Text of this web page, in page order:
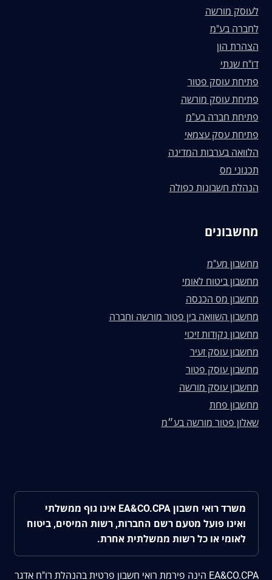
לעוסק מורשה
לחברה בע"מ
הצהרת הון
דו"ח שנתי
פתיחת עוסק פטור
פתיחת עוסק מורשה
פתיחת חברה בע"מ
פתיחת עסק עצמאי
הלוואה בערבות המדינה
תכנוני מס
הנהלת חשבונות כפולה
מחשבונים
מחשבון מע"מ
מחשבון ביטוח לאומי
מחשבון מס הכנסה
מחשבון השוואה בין פטור מורשה וחברה
מחשבון נקודות זיכוי
מחשבון עוסק זעיר
מחשבון עוסק פטור
מחשבון עוסק מורשה
מחשבון פחת
שאלון פטור מורשה בע״מ
משרד רואי חשבון EA&CO.CPA אינו גוף ממשלתי
ואינו פועל מטעם רשם החברות, רשות המיסים, ביטוח
לאומי או כל רשות ממשלתית אחרת.
EA&CO.CPA הינה פירמת רואי חשבון פרטית בהנהלת רו"ח אדגר